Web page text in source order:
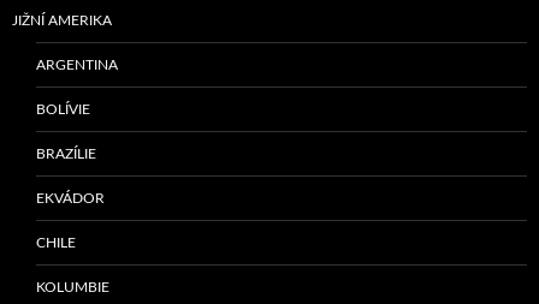
JIŽNÍ AMERIKA
ARGENTINA
BOLÍVIE
BRAZÍLIE
EKVÁDOR
CHILE
KOLUMBIE